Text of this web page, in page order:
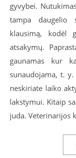
gyvybei.
tampa daugelio
klausimą, kodėl
atsakymų.
gaunamas kur
sunaudojama, t.
neskiriate laiko
lakstymui. Kitaip
juda. Veterinarijos